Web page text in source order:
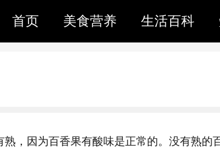
首页 美食营养 生活百科
，因为百香果有酸味是正常的。没有熟的